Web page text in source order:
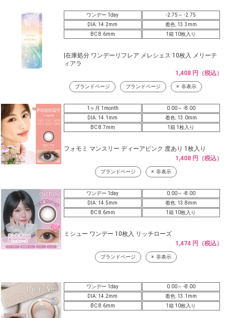
ワンデー 1day
-2.75～ -2.75
DIA: 14.2mm
着色: 13.3mm
BC 8.6mm
1箱 10枚入り
|在庫処分 ワンデーリフレア メレシェス 10枚入 メリーテ
ィアラ
1,408 円（税込）
ブランドページ ブランドページ 非表示
1ヶ月 1month
0.00～ -8.00
DIA: 14.1mm
着色: 13.0mm
BC 8.7mm
1箱 1枚入り
フォモミ マンスリー ディーアピンク 度あり 1枚入り
1,408 円（税込）
ブランドページ 非表示
ワンデー 1day
0.00～ -8.00
DIA: 14.5mm
着色: 13.8mm
BC 8.6mm
1箱 10枚入り
ミシュー ワンデー 10枚入 リッチローズ
1,474 円（税込）
ブランドページ 非表示
ワンデー 1day
0.00～ -8.00
DIA: 14.2mm
着色: 13.1mm
BC 8.6mm
1箱 10枚入り